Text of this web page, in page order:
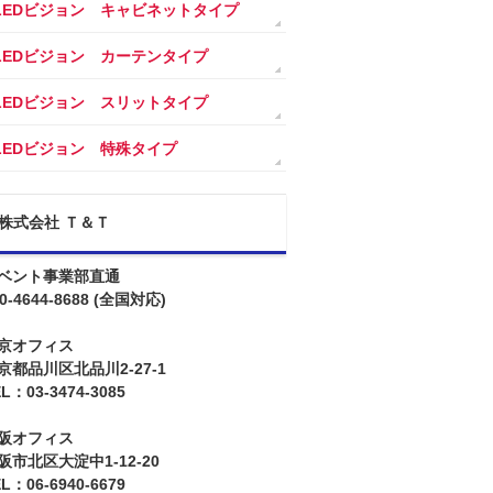
ビジョン キャビネットタイプ
ビジョン カーテンタイプ
ビジョン スリットタイプ
ビジョン 特殊タイプ
式会社 Ｔ＆Ｔ
ント事業部直通
4644-8688 (全国対応)
オフィス
都品川区北品川2-27-1
：03-3474-3085
オフィス
市北区大淀中1-12-20
：06-6940-6679